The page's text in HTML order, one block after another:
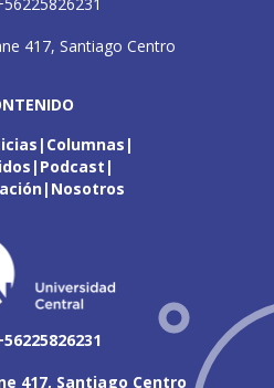
417, Santiago Centro
Columnas
Podcast
Nosotros
417, Santiago Centro